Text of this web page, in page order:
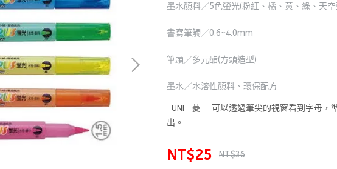
墨水顏料／5色螢光(粉紅、橘、黃、綠、天空
書寫筆觸／0.6~4.0mm
筆頭／多元酯(方頭造型)
墨水／水溶性顏料、環保配方
UNI三菱
可以透過筆尖的視窗看到字母，
出。
NT$25 NT$36